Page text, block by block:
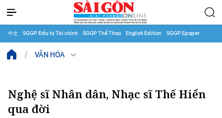
中文 SGGP Đầu tư Tài chính SGGP Thể Thao English Edition SGGP Epaper
VĂN HÓA
Nghệ sĩ Nhân dân, Nhạc sĩ Thế Hiển
qua đời